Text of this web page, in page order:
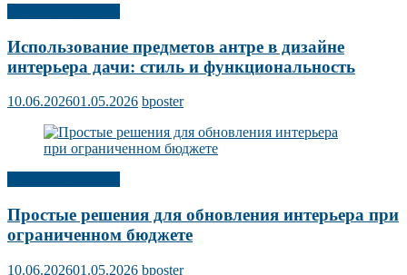
Использование предметов антре в дизайне
интерьера дачи: стиль и функциональность
10.06.202601.05.2026 bposter
Простые решения для обновления интерьера при
ограниченном бюджете
10.06.202601.05.2026 bposter